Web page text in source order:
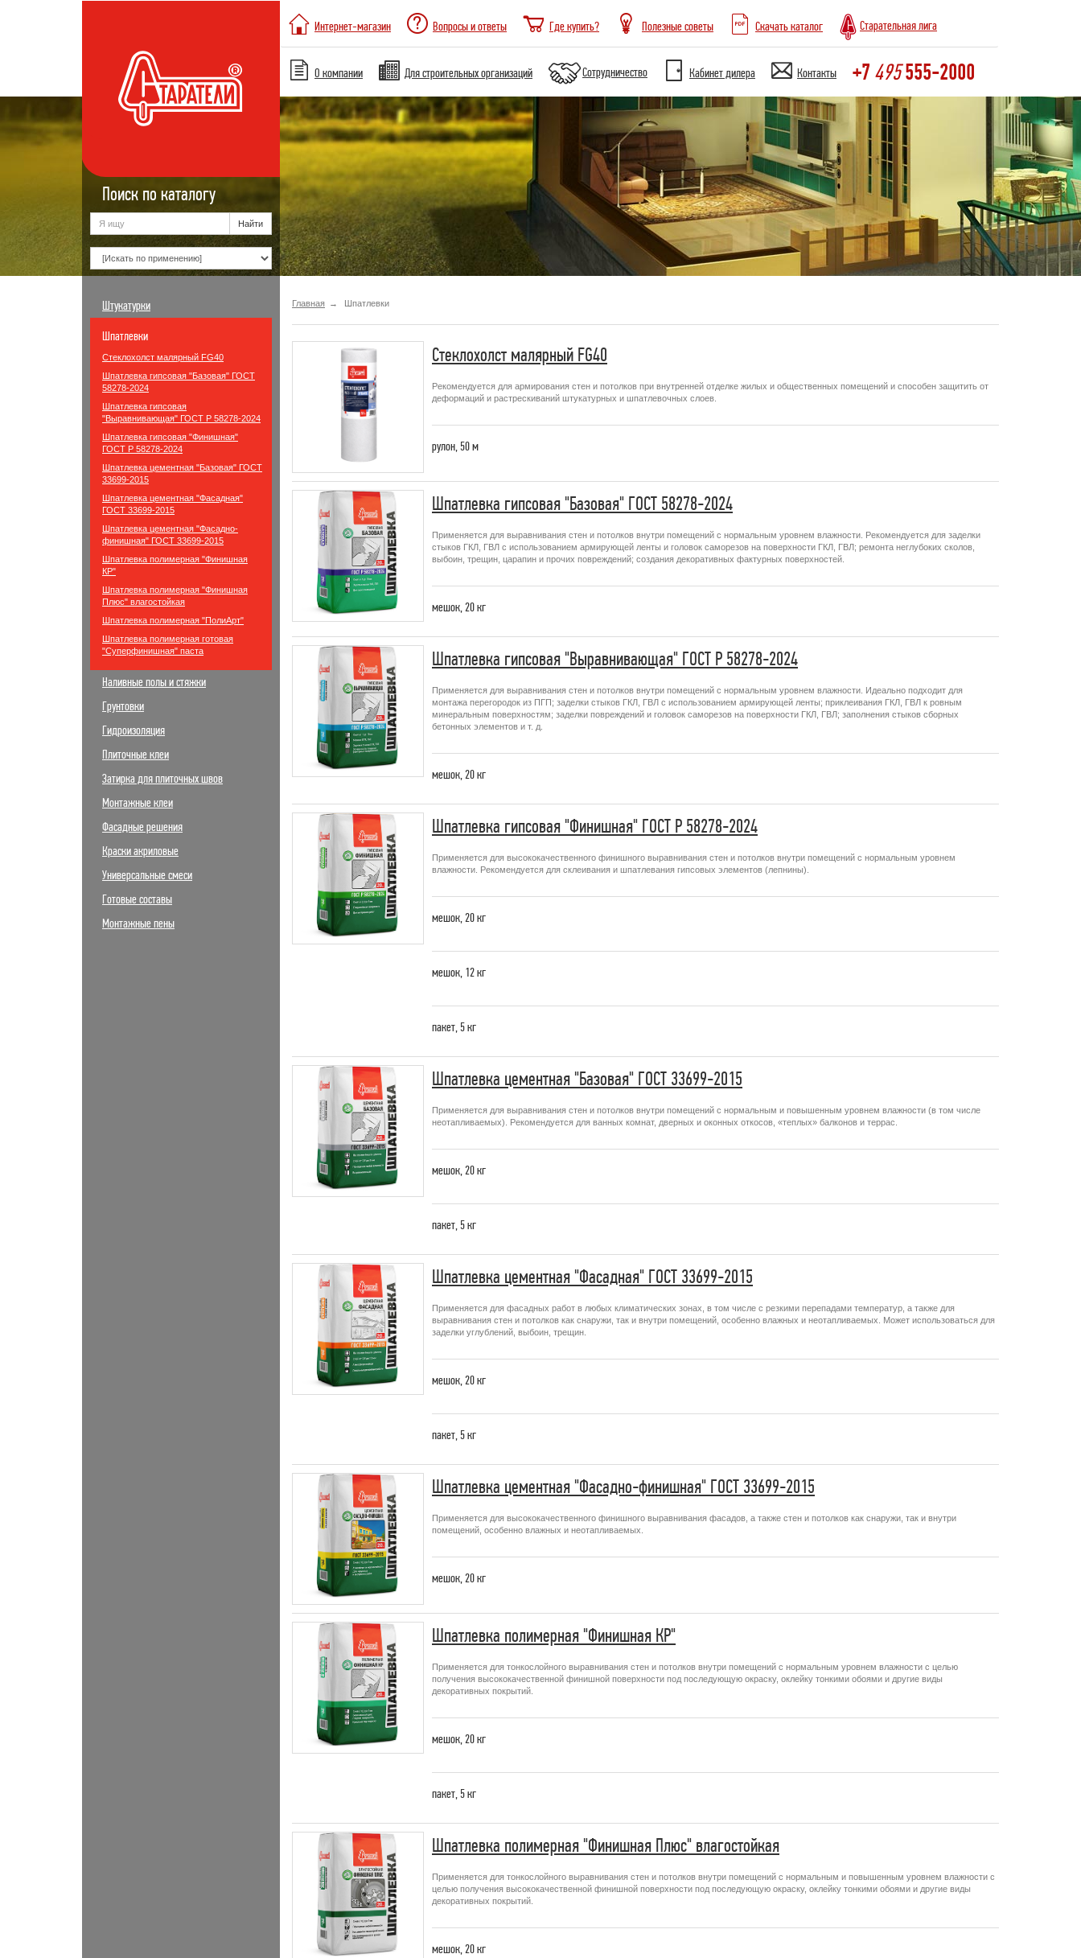
Поиск по каталогу
Штукатурки
Шпатлевки
Стеклохолст малярный FG40
Шпатлевка гипсовая "Базовая" ГОСТ
58278-2024
Шпатлевка гипсовая
"Выравнивающая" ГОСТ Р 58278-2024
Шпатлевка гипсовая "Финишная"
ГОСТ Р 58278-2024
Шпатлевка цементная "Базовая" ГОСТ
33699-2015
Шпатлевка цементная "Фасадная"
ГОСТ 33699-2015
Шпатлевка цементная "Фасадно-
финишная" ГОСТ 33699-2015
Шпатлевка полимерная "Финишная
КР"
Шпатлевка полимерная "Финишная
Плюс" влагостойкая
Шпатлевка полимерная "ПолиАрт"
Шпатлевка полимерная готовая
"Суперфинишная" паста
Наливные полы и стяжки
Грунтовки
Гидроизоляция
Плиточные клеи
Затирка для плиточных швов
Монтажные клеи
Фасадные решения
Краски акриловые
Универсальные смеси
Готовые составы
Монтажные пены
Интернет-магазин Вопросы и ответы Где купить? Полезные советы Скачать каталог Старательная лига
О компании Для строительных организаций Сотрудничество Кабинет дилера Контакты +7 495 555-2000
Главная Шпатлевки
Стеклохолст малярный FG40
Рекомендуется для армирования стен и потолков при внутренней отделке жилых и общественных помещений и способен защитить от
деформаций и растрескиваний штукатурных и шпатлевочных слоев.
рулон,50 м
Шпатлевка гипсовая "Базовая" ГОСТ 58278-2024
Применяется для выравнивания стен и потолков внутри помещений с нормальным уровнем влажности. Рекомендуется для заделки
стыков ГКЛ, ГВЛ с использованием армирующей ленты и головок саморезов на поверхности ГКЛ, ГВЛ; ремонта неглубоких сколов,
выбоин, трещин, царапин и прочих повреждений; создания декоративных фактурных поверхностей.
мешок,20 кг
Шпатлевка гипсовая "Выравнивающая" ГОСТ Р 58278-2024
Применяется для выравнивания стен и потолков внутри помещений с нормальным уровнем влажности. Идеально подходит для
монтажа перегородок из ПГП; заделки стыков ГКЛ, ГВЛ с использованием армирующей ленты; приклеивания ГКЛ, ГВЛ к ровным
минеральным поверхностям; заделки повреждений и головок саморезов на поверхности ГКЛ, ГВЛ; заполнения стыков сборных
бетонных элементов и т. д.
мешок,20 кг
Шпатлевка гипсовая "Финишная" ГОСТ Р 58278-2024
Применяется для высококачественного финишного выравнивания стен и потолков внутри помещений с нормальным уровнем
влажности. Рекомендуется для склеивания и шпатлевания гипсовых элементов (лепнины).
мешок,20 кг
мешок, 12 кг
пакет,5 кг
Шпатлевка цементная "Базовая" ГОСТ 33699-2015
Применяется для выравнивания стен и потолков внутри помещений с нормальным и повышенным уровнем влажности (в том числе
неотапливаемых). Рекомендуется для ванных комнат, дверных и оконных откосов, «теплых» балконов и террас.
мешок,20 кг
пакет,5 кг
Шпатлевка цементная "Фасадная" ГОСТ 33699-2015
Применяется для фасадных работ в любых климатических зонах, в том числе с резкими перепадами температур, а также для
выравнивания стен и потолков как снаружи, так и внутри помещений, особенно влажных и неотапливаемых. Может использоваться для
заделки углублений, выбоин, трещин.
мешок,20 кг
пакет,5 кг
Шпатлевка цементная "Фасадно-финишная" ГОСТ 33699-2015
Применяется для высококачественного финишного выравнивания фасадов, а также стен и потолков как снаружи, так и внутри
помещений, особенно влажных и неотапливаемых.
мешок,20 кг
Шпатлевка полимерная "Финишная КР"
Применяется для тонкослойного выравнивания стен и потолков внутри помещений с нормальным уровнем влажности с целью
получения высококачественной финишной поверхности под последующую окраску, оклейку тонкими обоями и другие виды
декоративных покрытий.
мешок,20 кг
пакет,5 кг
Шпатлевка полимерная "Финишная Плюс" влагостойкая
Применяется для тонкослойного выравнивания стен и потолков внутри помещений с нормальным и повышенным уровнем влажности с
целью получения высококачественной финишной поверхности под последующую окраску, оклейку тонкими обоями и другие виды
декоративных покрытий.
мешок,20 кг